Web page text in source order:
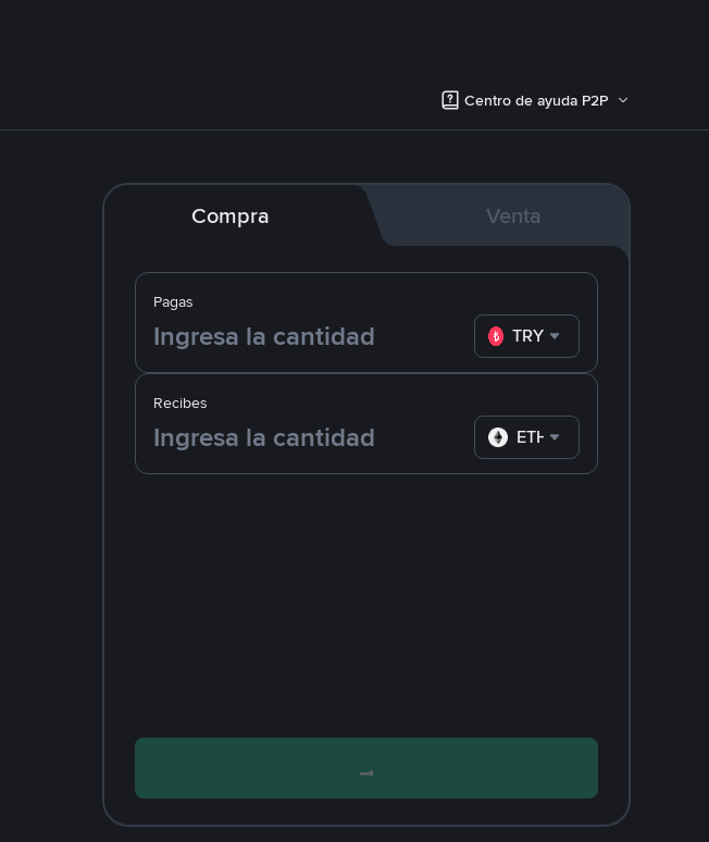
Centro de ayuda P2P
Compra Venta
Pagas
TRY
Recibes
ETH